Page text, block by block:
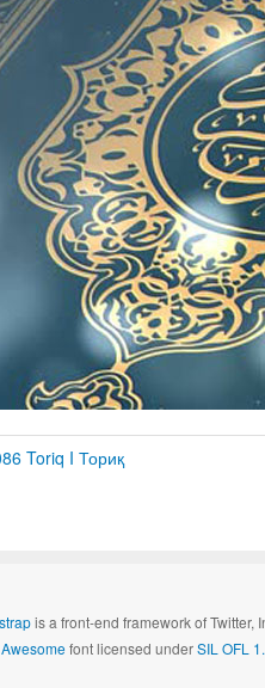
Toriq I Ториқ
is a front-end framework of Twitter,
font licensed underSIL OFL